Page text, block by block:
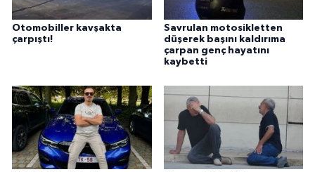
Otomobiller kavşakta
çarpıştı!
Savrulan motosikletten
düşerek başını kaldırıma
çarpan genç hayatını
kaybetti